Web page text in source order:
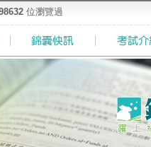
位瀏覽過